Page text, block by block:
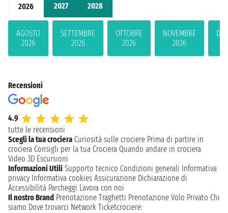
2026 2027 2028
AGOSTO
2026
SETTEMBRE
2026
OTTOBRE
2026
NOVEMBRE
2026
Recensioni
4.9
tutte le recensioni
Scegli la tua crociera Curiosità sulle crociere Prima di partire in
crociera Consigli per la tua Crociera Quando andare in crociera
Video 3D Escursioni
Informazioni Utili Supporto tecnico Condizioni generali Informativa
privacy Informativa cookies Assicurazione Dichiarazione di
Accessibilità Parcheggi Lavora con noi
Il nostro Brand Prenotazione Traghetti Prenotazione Volo Privato Chi
siamo Dove trovarci Network Ticketcrociere: